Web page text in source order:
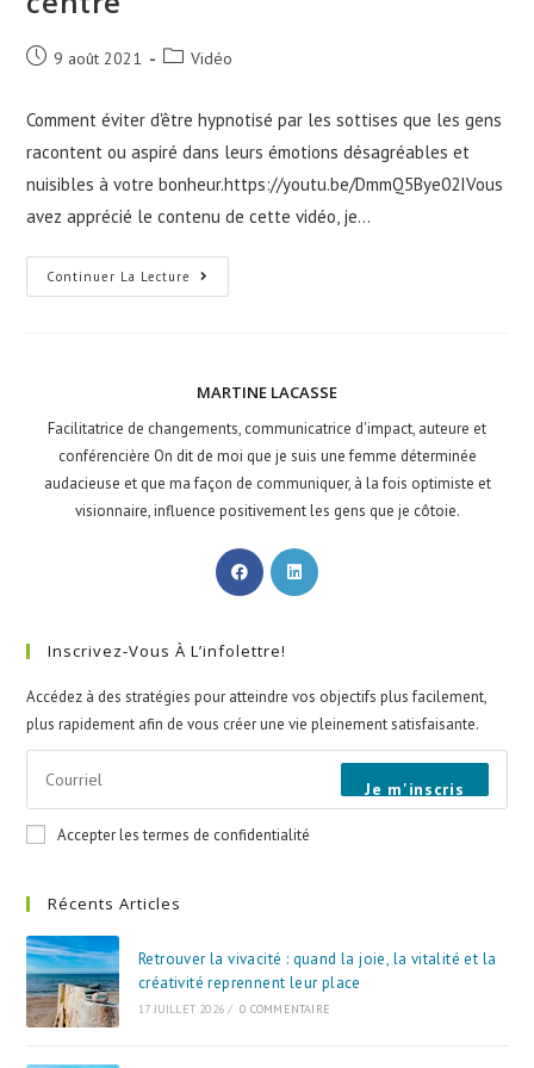
9 août 2021 Vidéo
Comment éviter d'être hypnotisé par les sottises que les gens
racontent ou aspiré dans leurs émotions désagréables et
nuisibles à votre bonheur.https://youtu.be/DmmQ5Bye02IVous
avez apprécié le contenu de cette vidéo, je…
Continuer La Lecture
MARTINE LACASSE
Facilitatrice de changements, communicatrice d'impact, auteure et
conférencière On dit de moi que je suis une femme déterminée
audacieuse et que ma façon de communiquer, à la fois optimiste et
visionnaire, influence positivement les gens que je côtoie.
Inscrivez-Vous À L’infolettre!
Accédez à des stratégies pour atteindre vos objectifs plus facilement,
plus rapidement afin de vous créer une vie pleinement satisfaisante.
Je m'inscris
Accepter les termes de confidentialité
Récents Articles
Retrouver la vivacité : quand la joie, la vitalité et la
créativité reprennent leur place
17 JUILLET 2026 / 0 COMMENTAIRE